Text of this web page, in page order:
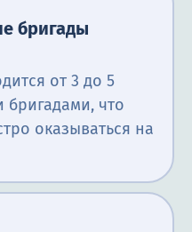
бригады
от 3 до 5
бригадами, что
оказываться на